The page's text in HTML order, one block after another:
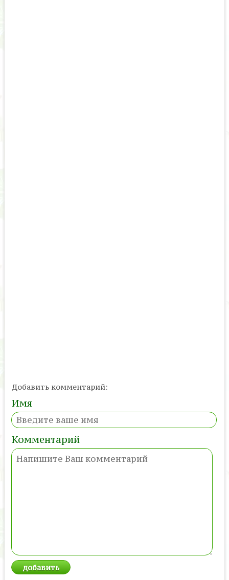
Добавить комментарий:
Имя
Комментарий